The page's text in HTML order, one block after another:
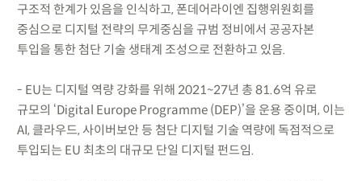
구조적 한계가 있음을 인식하고, 폰데어라이엔 집행위원회를
중심으로 디지털 전략의 무게중심을 규범 정비에서 공공자본
투입을 통한 첨단 기술 생태계 조성으로 전환하고 있음.
- EU는 디지털 역량 강화를 위해 2021~27년 총 81.6억 유로
규모의 ‘Digital Europe Programme (DEP)’을 운용 중이며, 이는
AI, 클라우드, 사이버보안 등 첨단 디지털 기술 역량에 독점적으로
투입되는 EU 최초의 대규모 단일 디지털 펀드임.